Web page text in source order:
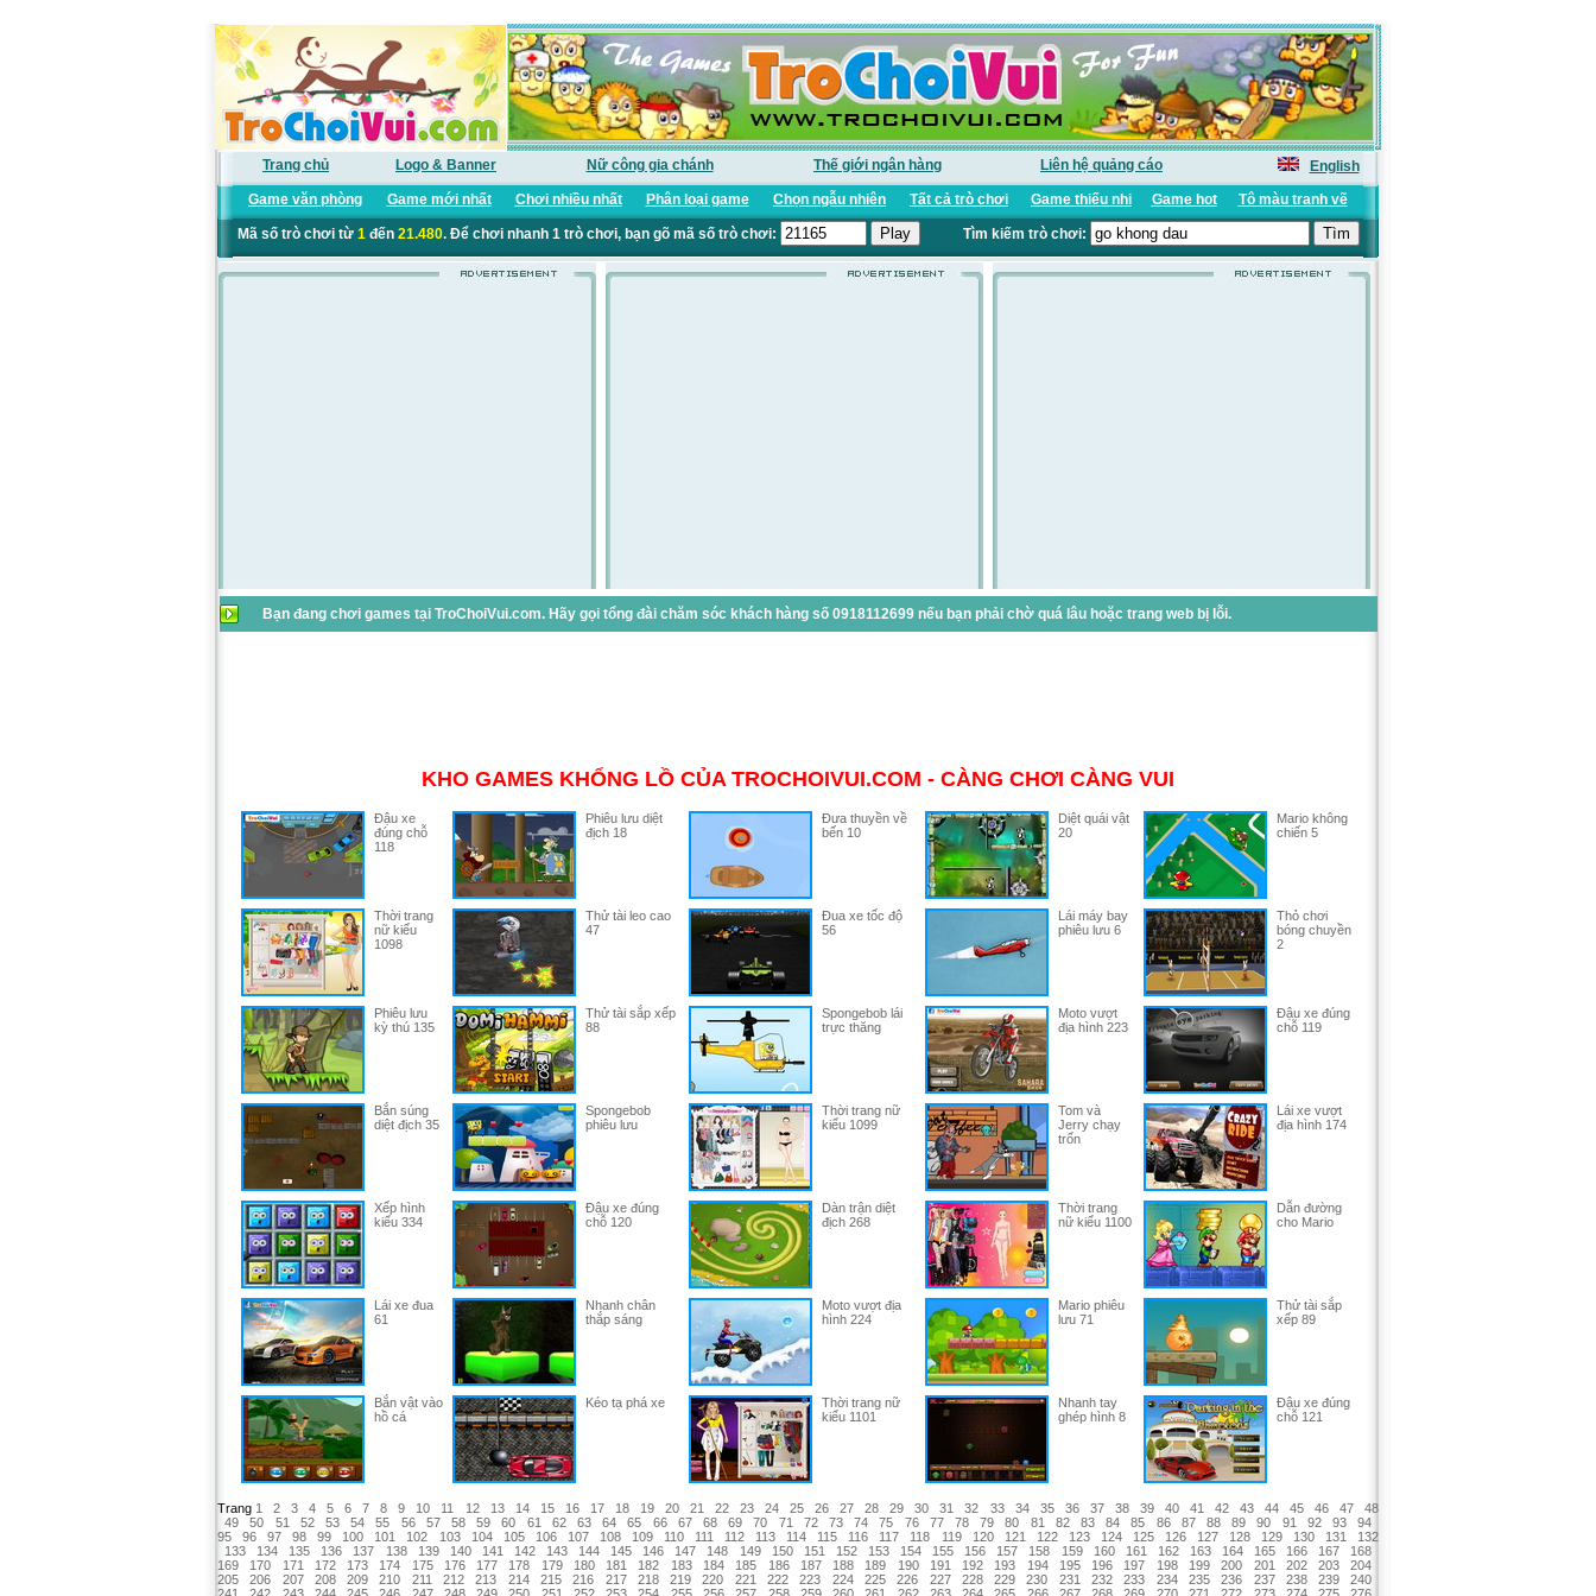
Trang chủ Logo & Banner Nữ công gia chánh Thế giới ngân hàng Liên hệ quảng cáo
English
Game văn phòng
Game mới nhất Chơi nhiều nhất Phân loại game Chọn ngẫu nhiên Tất cả trò chơi Game thiếu nhi Game hot Tô màu tranh vẽ
Mã số trò chơi từ 1đến 21.480. Để chơi nhanh 1 trò chơi, bạn gõ mã số trò chơi: Tìm kiếm trò chơi:
Bạn đang chơi games tại TroChoiVui.com. Hãy gọi tổng đài chăm sóc khách hàng số 0918112699 nếu bạn phải chờ quá lâu hoặc trang web bị lỗi.
KHO GAMES KHỔNG LỒ CỦA TROCHOIVUI.COM - CÀNG CHƠI CÀNG VUI
Đậu xe
đúng chỗ
118
Phiêu lưu diệt
địch 18
Đưa thuyền về
bến 10
Diệt quái vật
20
Mario không
chiến 5
Thời trang
nữ kiểu
1098
Thử tài leo cao
47
Đua xe tốc độ
56
Lái máy bay
phiêu lưu 6
Thỏ chơi
bóng chuyền
2
Phiêu lưu
kỳ thú 135
Thử tài sắp xếp
88
Spongebob lái
trực thăng
Moto vượt
địa hình 223
Đậu xe đúng
chỗ 119
Bắn súng
diệt địch 35
Spongebob
phiêu lưu
Thời trang nữ
kiểu 1099
Tom và
Jerry chạy
trốn
Lái xe vượt
địa hình 174
Xếp hình
kiểu 334
Đậu xe đúng
chỗ 120
Dàn trận diệt
địch 268
Thời trang
nữ kiểu 1100
Dẫn đường
cho Mario
Lái xe đua
61
Nhanh chân
thắp sáng
Moto vượt địa
hình 224
Mario phiêu
lưu 71
Thử tài sắp
xếp 89
Bắn vật vào
hồ cá
Kéo tạ phá xe
Thời trang nữ
kiểu 1101
Nhanh tay
ghép hình 8
Đậu xe đúng
chỗ 121
Trang 1 2 3 4 5 6 7 8 9 10 11 12 13 14 15 16 17 18 19 20 21 22 23 24 25 26 27 28 29 30 31 32 33 34 35 36 37 38 39 40 41 42 43 44 45 46 47
48
49
50 51 52 53 54 55 56 57 58 59 60 61 62 63 64 65 66 67 68 69 70 71 72 73 74 75 76 77 78 79 80 81 82 83 84 85 86 87 88 89 90 91 92 93
94
95
96 97 98 99 100 101 102 103 104 105 106 107 108 109 110 111 112 113 114 115 116 117 118 119 120 121 122 123 124 125 126 127 128 129 130 131
132
133
134 135 136 137 138 139 140 141 142 143 144 145 146 147 148 149 150 151 152 153 154 155 156 157 158 159 160 161 162 163 164 165 166 167
168
169
170 171 172 173 174 175 176 177 178 179 180 181 182 183 184 185 186 187 188 189 190 191 192 193 194 195 196 197 198 199 200 201 202 203
204
205
206 207 208 209 210 211 212 213 214 215 216 217 218 219 220 221 222 223 224 225 226 227 228 229 230 231 232 233 234 235 236 237 238 239
240